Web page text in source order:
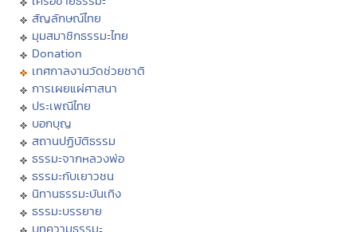
สัญลักษณ์ไทย
มุมสมาชิกธรรมะไทย
Donation
เทศกาลงานวัดช่วยชาติ
การเผยแผ่ศาสนา
ประเพณีไทย
บอกบุญ
สถานปฏิบัติธรรม
ธรรมะจากหลวงพ่อ
ธรรมะกับเยาวชน
นิทานธรรมะบันเทิง
ธรรมะบรรยาย